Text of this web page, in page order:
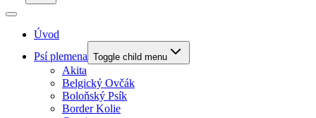
Úvod
Psí plemena Toggle child menu
Akita
Belgický Ovčák
Boloňský Psík
Border Kolie